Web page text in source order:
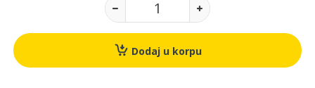
Dodaj u korpu